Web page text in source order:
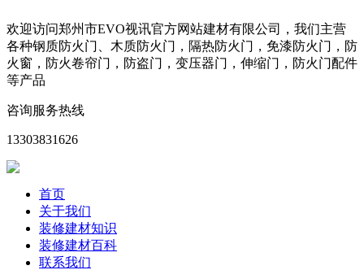
欢迎访问郑州市EVO视讯官方网站建材有限公司，我们主营
各种钢质防火门、木质防火门，隔热防火门，免漆防火门，防
火窗，防火卷帘门，防盗门，变压器门，伸缩门，防火门配件
等产品
咨询服务热线
13303831626
首页
关于我们
装修建材知识
装修建材百科
联系我们